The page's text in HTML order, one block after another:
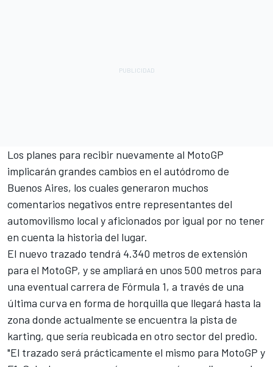
Los planes para recibir nuevamente al MotoGP
implicarán grandes cambios en el autódromo de
Buenos Aires, los cuales generaron muchos
comentarios negativos entre representantes del
automovilismo local y aficionados por igual por no tener
en cuenta la historia del lugar.
El nuevo trazado tendrá 4.340 metros de extensión
para el MotoGP, y se ampliará en unos 500 metros para
una eventual carrera de Fórmula 1, a través de una
última curva en forma de horquilla que llegará hasta la
zona donde actualmente se encuentra la pista de
karting, que sería reubicada en otro sector del predio.
"El trazado será prácticamente el mismo para MotoGP y